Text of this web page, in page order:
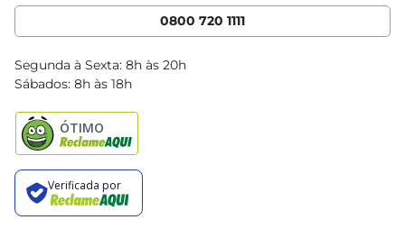
Cencosud Media
Clube Bretas
Blog Bretas
Black Friday
0800 720 1111
Segunda à Sexta: 8h às 20h
Sábados: 8h às 18h